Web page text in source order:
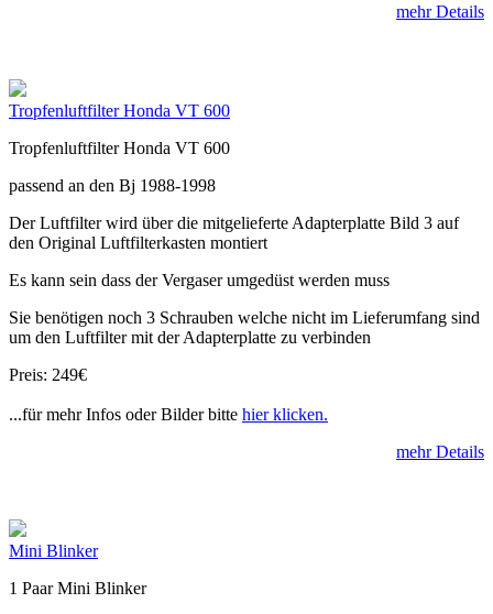
mehr Details
Tropfenluftfilter Honda VT 600
Tropfenluftfilter Honda VT 600
passend an den Bj 1988-1998
Der Luftfilter wird über die mitgelieferte Adapterplatte Bild 3 auf
den Original Luftfilterkasten montiert
Es kann sein dass der Vergaser umgedüst werden muss
Sie benötigen noch 3 Schrauben welche nicht im Lieferumfang sind
um den Luftfilter mit der Adapterplatte zu verbinden
Preis: 249€
...für mehr Infos oder Bilder bitte hier klicken.
mehr Details
Mini Blinker
1 Paar Mini Blinker